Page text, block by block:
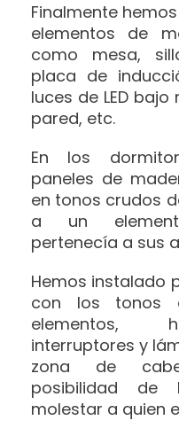
Finalmente
elementos de
como mesa,
placa de
luces de LED
pared, etc.
En los
paneles de
en tonos crudos
a un
pertenecía a sus
Hemos instalado
con los tonos
elementos,
interruptores y
zona de
posibilidad de
molestar a quien